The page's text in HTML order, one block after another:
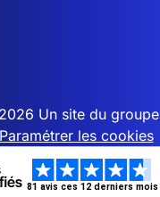
Un site du groupe
Paramétrer les cookies
81 avis ces 12 derniers mois